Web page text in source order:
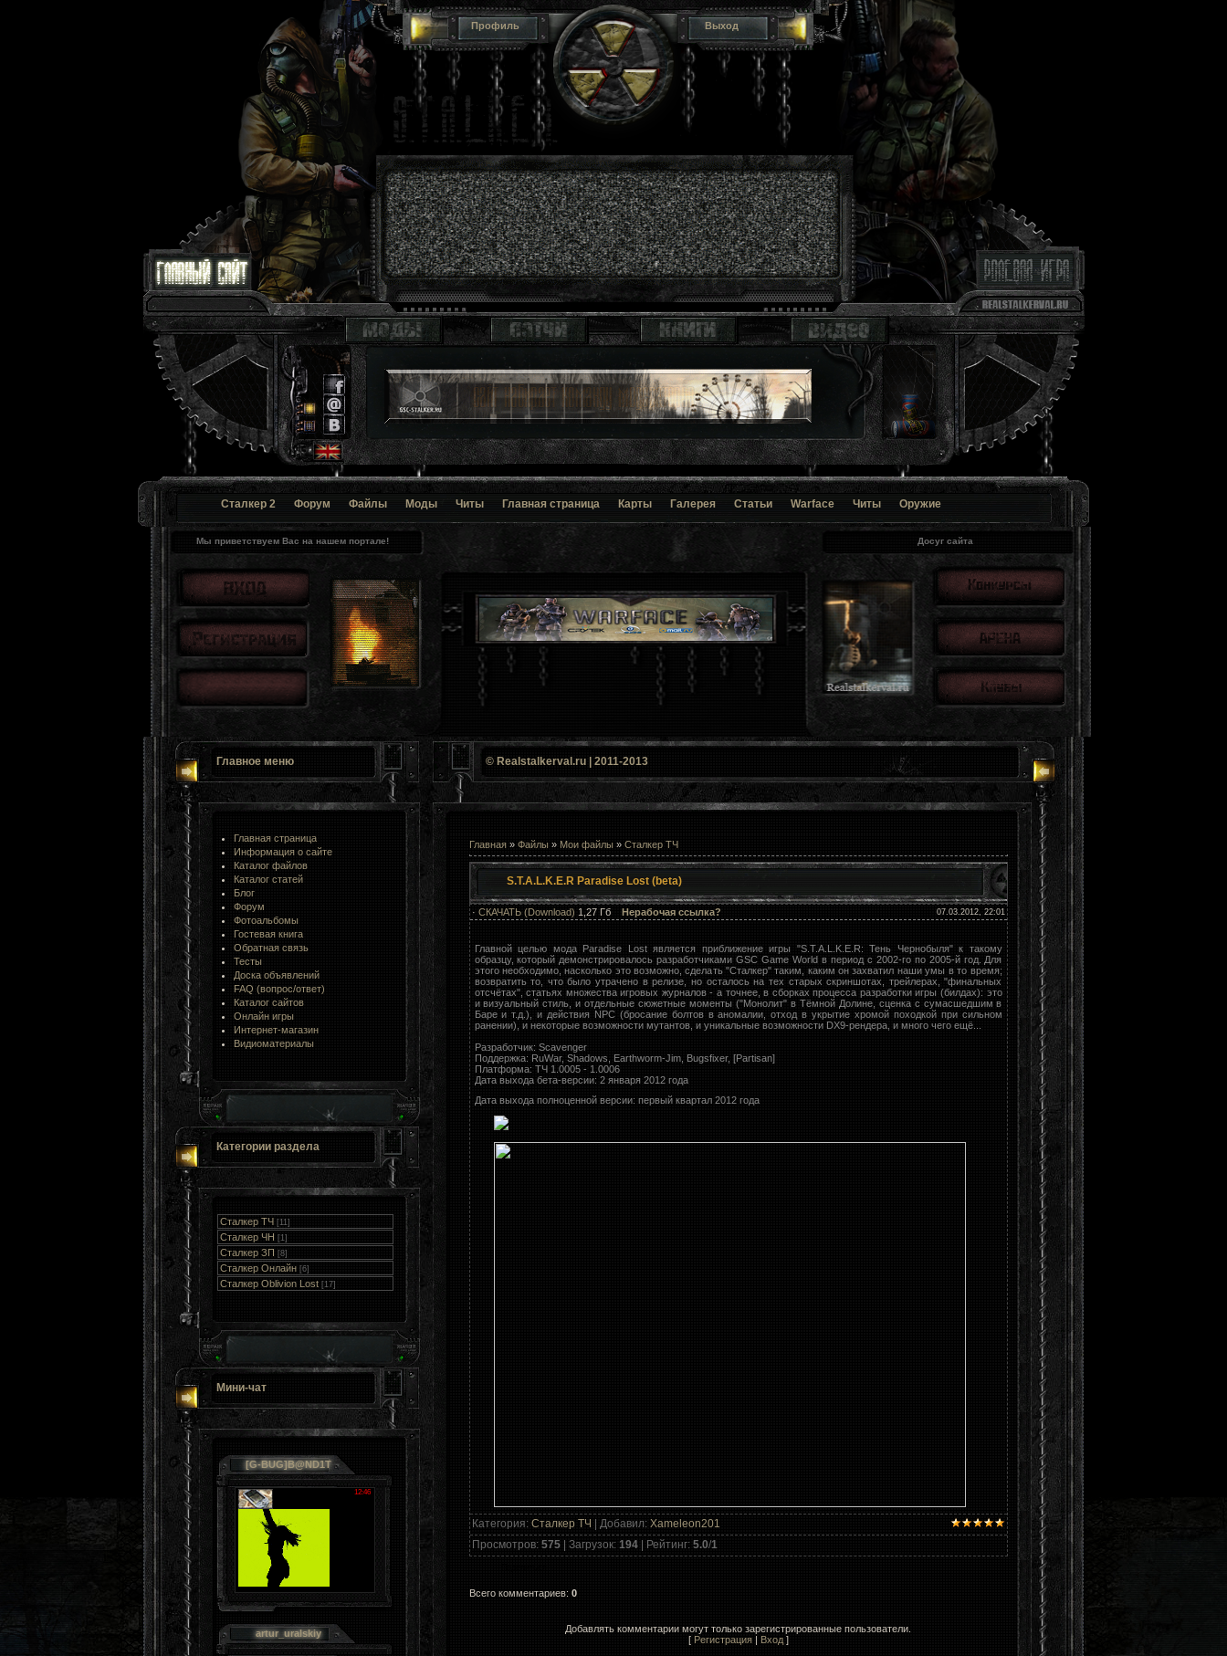
Профиль Выход
Сталкер 2 Форум Файлы Моды Читы Главная страница Карты Галерея Статьи Warface Читы Оружие
Досуг сайта
Мы приветствуем Вас на нашем портале!
Главное меню
Главная страница
Информация о сайте
Каталог файлов
Каталог статей
Блог
Форум
Фотоальбомы
Гостевая книга
Обратная связь
Тесты
Доска объявлений
FAQ (вопрос/ответ)
Каталог сайтов
Онлайн игры
Интернет-магазин
Видиоматериалы
Категории раздела
Сталкер ТЧ [11]
Сталкер ЧН [1]
Сталкер ЗП [8]
Сталкер Онлайн [6]
Сталкер Oblivion Lost [17]
Мини-чат
© Realstalkerval.ru | 2011-2013
Главная» Файлы » Мои файлы» Сталкер ТЧ
S.T.A.L.K.E.R Paradise Lost (beta)
· СКАЧАТЬ (Download) 1,27 Гб Нерабочая ссылка? 07.03.2012, 22:01
Главной целью мода Paradise Lost является приближение игры "S.T.A.L.K.E.R: Тень Чернобыля" к такому
образцу, который демонстрировалось разработчиками GSC Game World в период с 2002-го по 2005-й год. Для
этого необходимо, насколько это возможно, сделать "Сталкер" таким, каким он захватил наши умы в то время;
возвратить то, что было утрачено в релизе, но осталось на тех старых скриншотах, трейлерах, "финальных
отсчётах", статьях множества игровых журналов - а точнее, в сборках процесса разработки игры (билдах): это
и визуальный стиль, и отдельные сюжетные моменты ("Монолит" в Тёмной Долине, сценка с сумасшедшим в
Баре и т.д.), и действия NPC (бросание болтов в аномалии, отход в укрытие хромой походкой при сильном
ранении), и некоторые возможности мутантов, и уникальные возможности DX9-рендера, и много чего ещё...
Разработчик: Scavenger
Поддержка: RuWar, Shadows, Earthworm-Jim, Bugsfixer, [Partisan]
Платформа: ТЧ 1.0005 - 1.0006
Дата выхода бета-версии: 2 января 2012 года
Дата выхода полноценной версии: первый квартал 2012 года
Категория: Сталкер ТЧ | Добавил: Xameleon201
Просмотров: 575| Загрузок: 194| Рейтинг: 5.0/1
Всего комментариев: 0
Добавлять комментарии могут только зарегистрированные пользователи.
[ Регистрация| Вход]